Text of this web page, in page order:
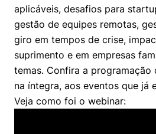
Sustentabilidade
Tecnologia e Dados
aplicáveis, desafios para
gestão de equipes remotas,
giro em tempos de crise,
suprimento e em empresas
temas. Confira a programação
na íntegra, aos eventos que já
Veja como foi o webinar: